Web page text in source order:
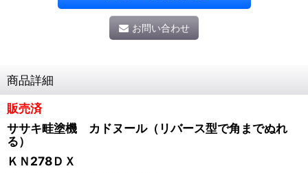
お問い合わせ
商品詳細
販売済
ササキ畦塗機 カドヌール（リバース型で角までぬれ
る）
ＫＮ278ＤＸ